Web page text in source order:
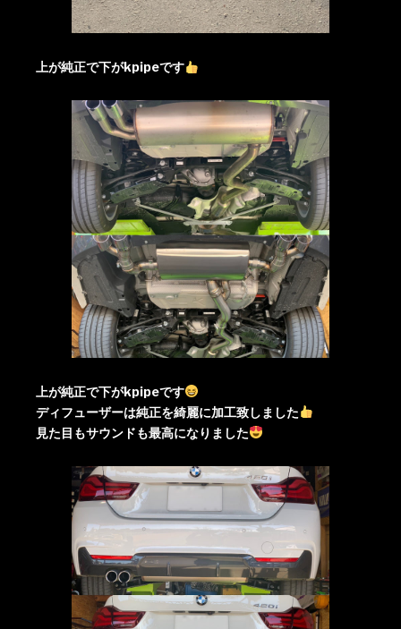
上が純正で下がkpipeです
上が純正で下がkpipeです
ディフューザーは純正を綺麗に加工致しました
見た目もサウンドも最高になりました